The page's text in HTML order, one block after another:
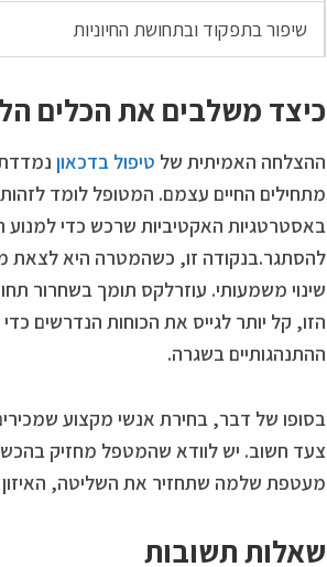
שיפור בתפקוד ובתחושת החיוניות
כיצד משלבים את הכלים
ההצלחה האמיתית של טיפול בדכאון
מתחילים החיים עצמם. המטופל לומד
באסטרטגיות האקטיביות שרכש כדי
להסתגר.בנקודה זו, כשהמטרה היא לצאת
שינוי משמעותי. עוזרלקס תומך בשחרור
הזו, קל יותר לגייס את הכוחות הנדרשים
ההתנהגותיים בשגרה.
בסופו של דבר, בחירת אנשי מקצוע
צעד חשוב. יש לוודא שהמטפל מחזיק
מעטפת שלמה שתחזיר את השליטה, האיזון
שאלות תשובות